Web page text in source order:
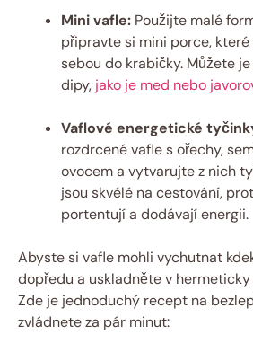
Mini vafle: Použijte malé
připravte si mini porce,
sebou do krabičky. Můžete
dipy, jako je med nebo
Vaflové energetické
rozdrcené vafle s ořechy,
ovocem a vytvarujte z nich
jsou skvélé na cestování,
portentují a dodávají energii.
Abyste si vafle mohli vychutnat
dopředu a uskladněte v hermeticky
Zde je jednoduchý recept na
zvládnete za pár minut: